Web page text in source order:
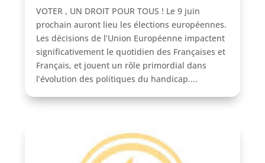
VOTER , UN DROIT POUR TOUS ! Le 9 juin
prochain auront lieu les élections européennes.
Les décisions de l’Union Européenne impactent
significativement le quotidien des Françaises et
Français, et jouent un rôle primordial dans
l’évolution des politiques du handicap....